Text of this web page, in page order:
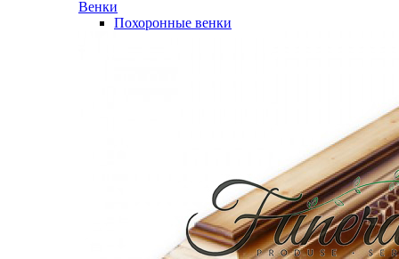
Венки
Похоронные венки